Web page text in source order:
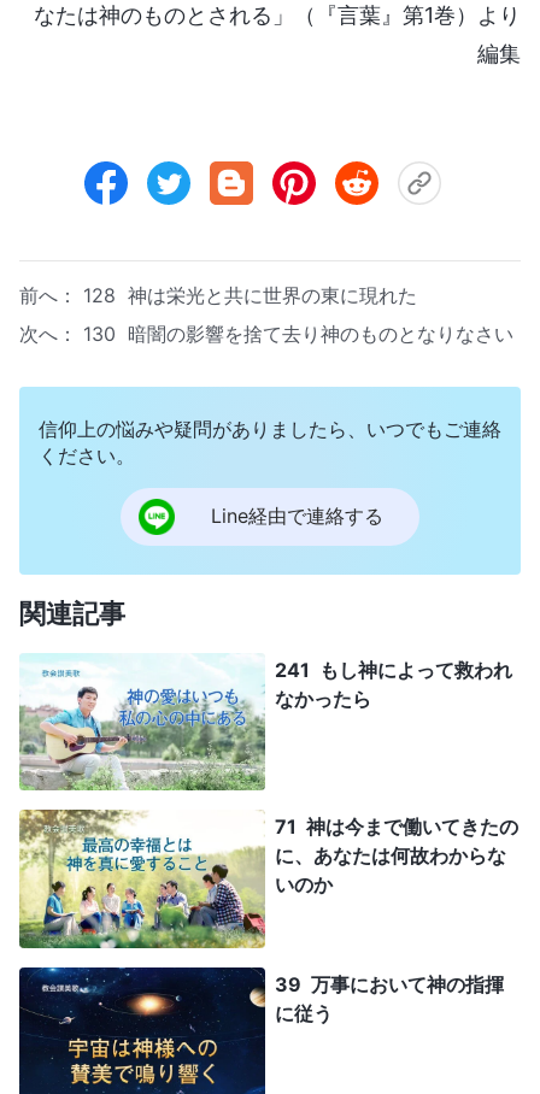
なたは神のものとされる」（『言葉』第1巻）より
編集
前へ： 128 神は栄光と共に世界の東に現れた
次へ： 130 暗闇の影響を捨て去り神のものとなりなさい
信仰上の悩みや疑問がありましたら、いつでもご連絡
ください。
Line経由で連絡する
関連記事
241 もし神によって救われ
なかったら
71 神は今まで働いてきたの
に、あなたは何故わからな
いのか
39 万事において神の指揮
に従う